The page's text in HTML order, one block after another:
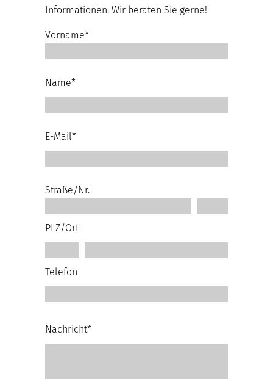
Informationen. Wir beraten Sie gerne!
Vorname*
Name*
E-Mail*
Straße/Nr.
PLZ/Ort
Telefon
Nachricht*